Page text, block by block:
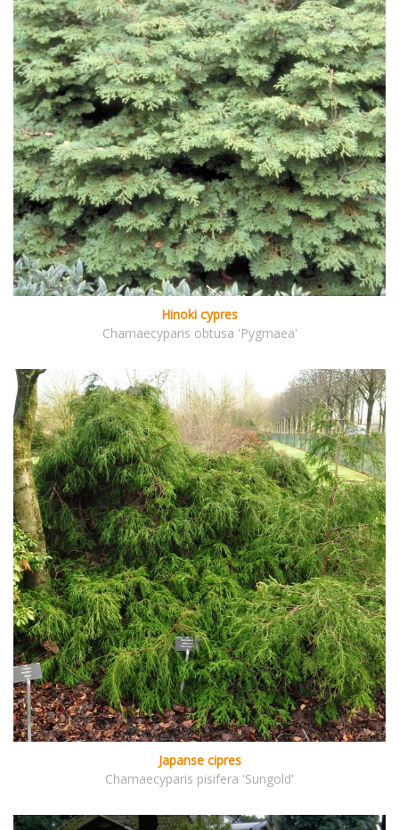
Hinoki cypres
Chamaecyparis obtusa 'Pygmaea'
Japanse cipres
Chamaecyparis pisifera 'Sungold'